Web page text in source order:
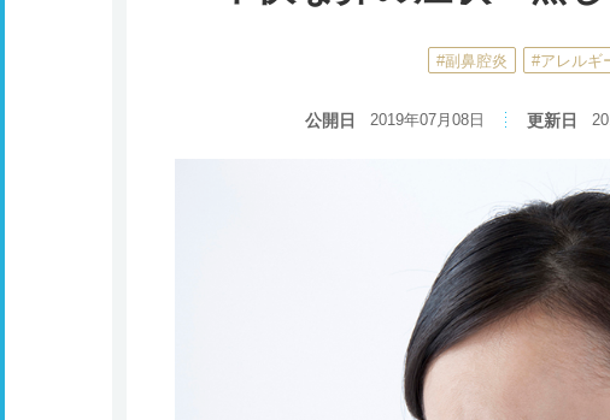
#副鼻腔炎 #アレルギ
公開日 2019年07月08日 更新日